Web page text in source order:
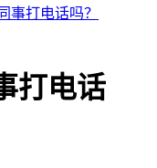
事打电话吗？
打电话